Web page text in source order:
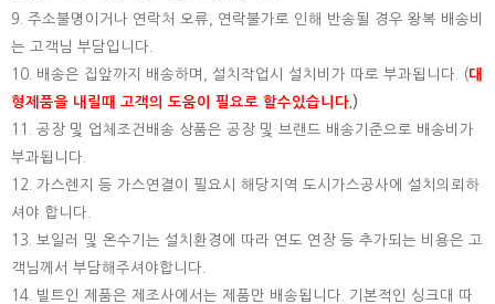
9. 주소불명이거나 연락처 오류, 연락불가로 인해 반송될 경우 왕복 배송비
는 고객님 부담입니다.
10. 배송은 집앞까지 배송하며, 설치작업시 설치비가 따로 부과됩니다. (대
형제품을 내릴때 고객의 도움이 필요로 할수있습니다. )
11. 공장 및 업체조건배송 상품은 공장 및 브랜드 배송기준으로 배송비가
부과됩니다.
12. 가스렌지 등 가스연결이 필요시 해당지역 도시가스공사에 설치의뢰하
셔야 합니다.
13. 보일러 및 온수기는 설치환경에 따라 연도 연장 등 추가되는 비용은 고
객님께서 부담해주셔야합니다.
14. 빌트인 제품은 제조사에서는 제품만 배송됩니다. 기본적인 싱크대 따